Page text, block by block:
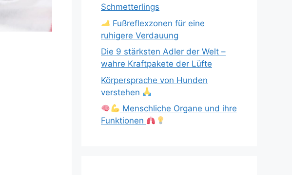
Schmetterlings
Fußreflexzonen für eine
ruhigere Verdauung
Die 9 stärksten Adler der Welt –
wahre Kraftpakete der Lüfte
Körpersprache von Hunden
verstehen
Menschliche Organe und ihre
Funktionen